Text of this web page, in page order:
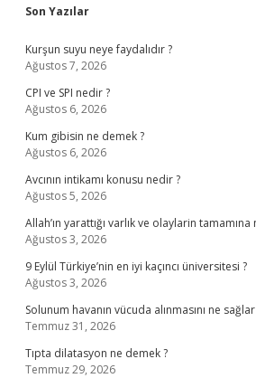
Sidebar
Son Yazılar
Kurşun suyu neye faydalıdır ?
Ağustos 7, 2026
CPI ve SPI nedir ?
Ağustos 6, 2026
Kum gibisin ne demek ?
Ağustos 6, 2026
Avcının intikamı konusu nedir ?
Ağustos 5, 2026
Allah’ın yarattığı varlık ve olaylarin
Ağustos 3, 2026
9 Eylül Türkiye’nin en iyi kaçıncı üniversitesi ?
Ağustos 3, 2026
Solunum havanın vücuda alınmasını ne sağlar
Temmuz 31, 2026
Tıpta dilatasyon ne demek ?
Temmuz 29, 2026